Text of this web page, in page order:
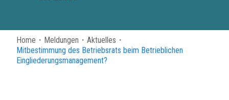
Home ・ Meldungen ・ Aktuelles ・
Mitbestimmung des Betriebsrats beim Betrieblichen
Eingliederungsmanagement?